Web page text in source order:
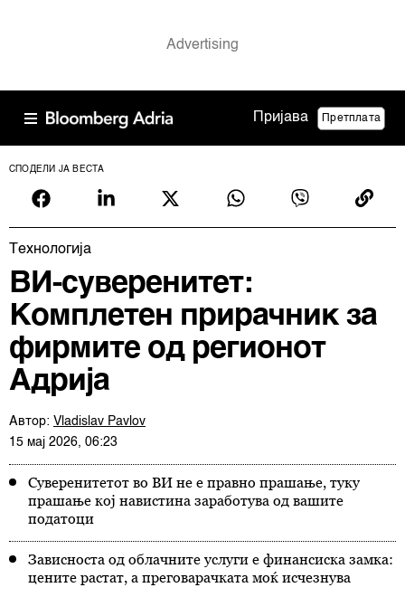
Пријава Претплата
СПОДЕЛИ ЈА ВЕСТА
Технологија
ВИ-суверенитет:
Комплетен прирачник за
фирмите од регионот
Адрија
Автор: Vladislav Pavlov
15 мај 2026, 06:23
Суверенитетот во ВИ не е правно прашање, туку
прашање кој навистина заработува од вашите
податоци
Зависноста од облачните услуги е финансиска замка:
цените растат, а преговарачката моќ исчезнува